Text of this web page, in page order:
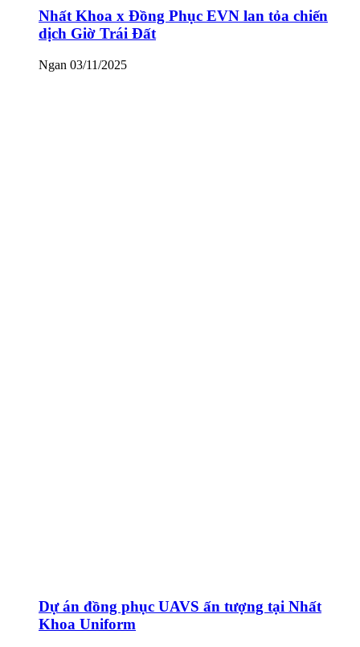
Nhất Khoa x Đồng Phục EVN lan tỏa chiến
dịch Giờ Trái Đất
Ngan 03/11/2025
Dự án đồng phục UAVS ấn tượng tại Nhất
Khoa Uniform